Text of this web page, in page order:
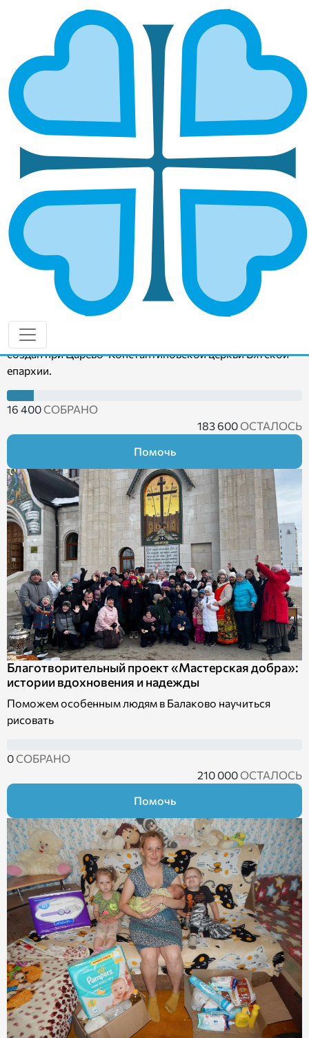
НУЖНА ПОМОЩЬ
ГЛАВНАЯ НУЖНА ПОМОЩЬ
Помогите Кировскому Диспетчерскому центру
связи для глухих не прерывать службу зимой
Кировский Диспетчерский центр связи для глухих был
создан при Царёво‑Константиновской церкви Вятской
епархии.
16 400СОБРАНО
183 600ОСТАЛОСЬ
Помочь
Благотворительный проект «Мастерская добра»:
истории вдохновения и надежды
Поможем особенным людям в Балаково научиться
рисовать
0СОБРАНО
210 000ОСТАЛОСЬ
Помочь
Подписаться